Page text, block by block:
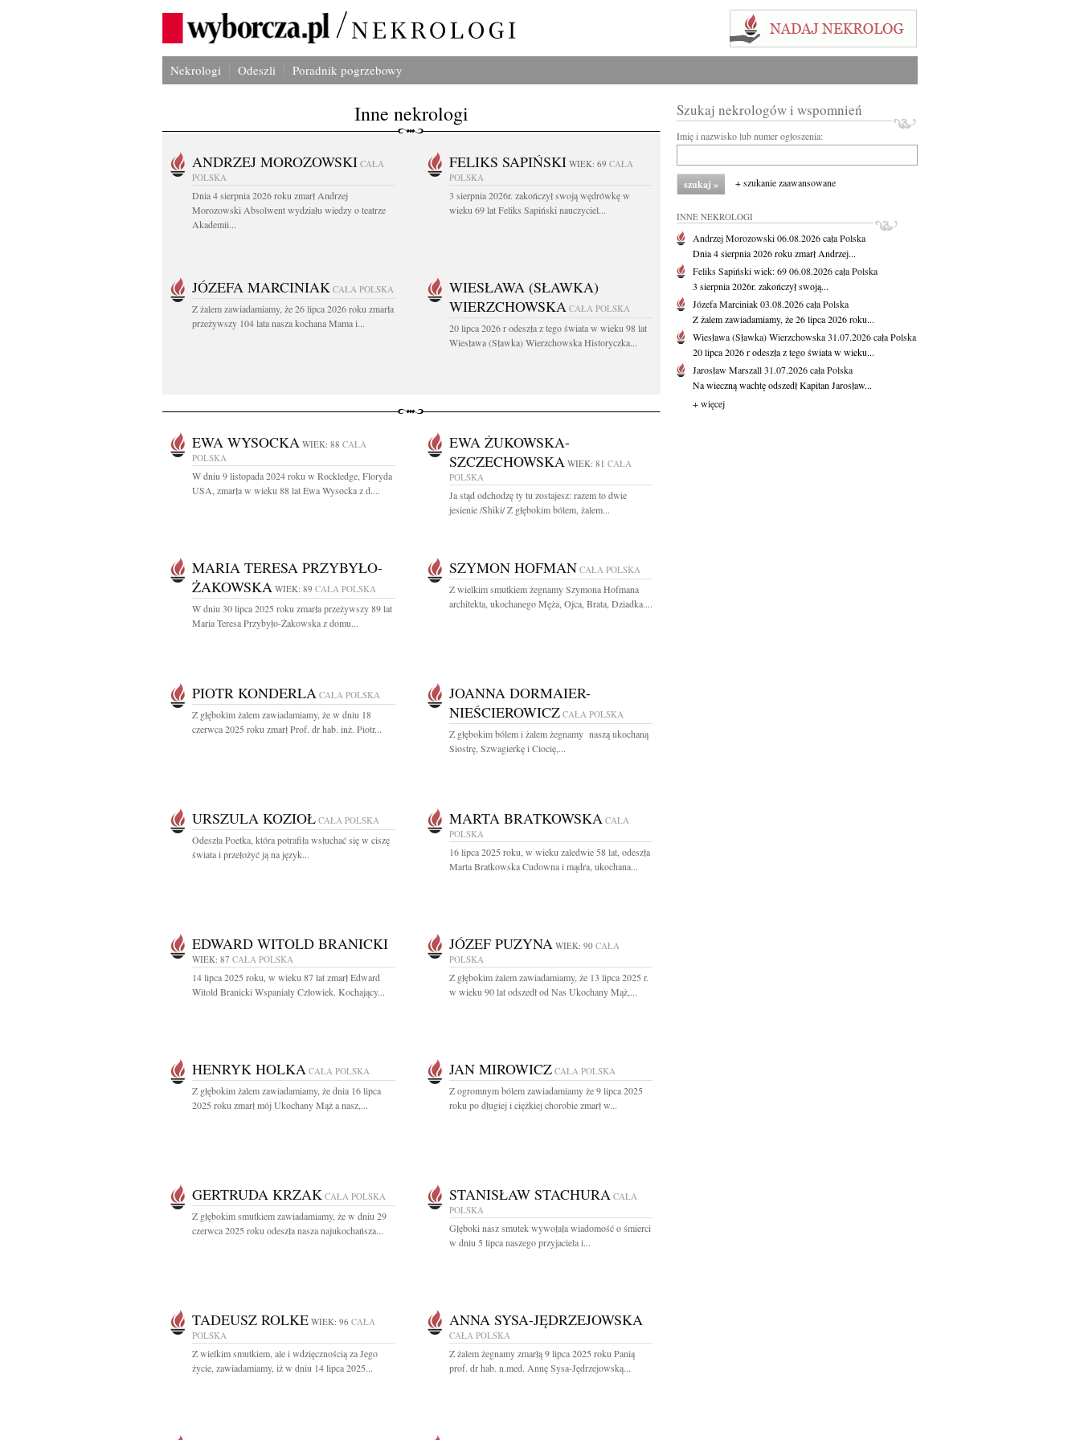
Nekrologi Odeszli Poradnik pogrzebowy
Inne nekrologi
ANDRZEJ MOROZOWSKI CAŁA
POLSKA
Dnia 4 sierpnia 2026 roku zmarł Andrzej
Morozowski Absolwent wydziału wiedzy o teatrze
Akademii...
FELIKS SAPIŃSKI WIEK: 69 CAŁA
POLSKA
3 sierpnia 2026r. zakończył swoją wędrówkę w
wieku 69 lat Feliks Sapiński nauczyciel...
JÓZEFA MARCINIAK CAŁA POLSKA
Z żalem zawiadamiamy, że 26 lipca 2026 roku zmarła
przeżywszy 104 lata nasza kochana Mama i...
WIESŁAWA (SŁAWKA)
WIERZCHOWSKA CAŁA POLSKA
20 lipca 2026 r odeszła z tego świata w wieku 98 lat
Wiesława (Sławka) Wierzchowska Historyczka...
EWA WYSOCKA WIEK: 88 CAŁA
POLSKA
W dniu 9 listopada 2024 roku w Rockledge, Floryda
USA, zmarła w wieku 88 lat Ewa Wysocka z d....
EWA ŻUKOWSKA-
SZCZECHOWSKA WIEK: 81 CAŁA
POLSKA
Ja stąd odchodzę ty tu zostajesz: razem to dwie
jesienie /Shiki/ Z głębokim bólem, żalem...
MARIA TERESA PRZYBYŁO-
ŻAKOWSKA WIEK: 89 CAŁA POLSKA
W dniu 30 lipca 2025 roku zmarła przeżywszy 89 lat
Maria Teresa Przybyło-Żakowska z domu...
SZYMON HOFMAN CAŁA POLSKA
Z wielkim smutkiem żegnamy Szymona Hofmana
architekta, ukochanego Męża, Ojca, Brata, Dziadka....
PIOTR KONDERLA CAŁA POLSKA
Z głębokim żalem zawiadamiamy, że w dniu 18
czerwca 2025 roku zmarł Prof. dr hab. inż. Piotr...
JOANNA DORMAIER-
NIEŚCIEROWICZ CAŁA POLSKA
Z głębokim bólem i żalem żegnamy naszą ukochaną
Siostrę, Szwagierkę i Ciocię,...
URSZULA KOZIOŁ CAŁA POLSKA
Odeszła Poetka, która potrafiła wsłuchać się w ciszę
świata i przełożyć ją na język...
MARTA BRATKOWSKA CAŁA
POLSKA
16 lipca 2025 roku, w wieku zaledwie 58 lat, odeszła
Marta Bratkowska Cudowna i mądra, ukochana...
EDWARD WITOLD BRANICKI
WIEK: 87 CAŁA POLSKA
14 lipca 2025 roku, w wieku 87 lat zmarł Edward
Witold Branicki Wspaniały Człowiek. Kochający...
JÓZEF PUZYNA WIEK: 90 CAŁA
POLSKA
Z głębokim żalem zawiadamiamy, że 13 lipca 2025 r.
w wieku 90 lat odszedł od Nas Ukochany Mąż,...
HENRYK HOLKA CAŁA POLSKA
Z głębokim żalem zawiadamiamy, że dnia 16 lipca
2025 roku zmarł mój Ukochany Mąż a nasz,...
JAN MIROWICZ CAŁA POLSKA
Z ogromnym bólem zawiadamiamy że 9 lipca 2025
roku po długiej i ciężkiej chorobie zmarł w...
GERTRUDA KRZAK CAŁA POLSKA
Z głębokim smutkiem zawiadamiamy, że w dniu 29
czerwca 2025 roku odeszła nasza najukochańsza...
STANISŁAW STACHURA CAŁA
POLSKA
Głęboki nasz smutek wywołała wiadomość o śmierci
w dniu 5 lipca naszego przyjaciela i...
TADEUSZ ROLKE WIEK: 96 CAŁA
POLSKA
Z wielkim smutkiem, ale i wdzięcznością za Jego
życie, zawiadamiamy, iż w dniu 14 lipca 2025...
ANNA SYSA-JĘDRZEJOWSKA
CAŁA POLSKA
Z żalem żegnamy zmarłą 9 lipca 2025 roku Panią
prof. dr hab. n.med. Annę Sysa-Jędrzejowską...
Szukaj nekrologów i wspomnień
Imię i nazwisko lub numer ogłoszenia:
+ szukanie zaawansowane
INNE NEKROLOGI
Andrzej Morozowski06.08.2026cała Polska
Dnia 4 sierpnia 2026 roku zmarł Andrzej...
Feliks Sapińskiwiek: 6906.08.2026cała Polska
3 sierpnia 2026r. zakończył swoją...
Józefa Marciniak03.08.2026cała Polska
Z żalem zawiadamiamy, że 26 lipca 2026 roku...
Wiesława (Sławka) Wierzchowska31.07.2026cała Polska
20 lipca 2026 r odeszła z tego świata w wieku...
Jarosław Marszall31.07.2026cała Polska
Na wieczną wachtę odszedł Kapitan Jarosław...
+ więcej